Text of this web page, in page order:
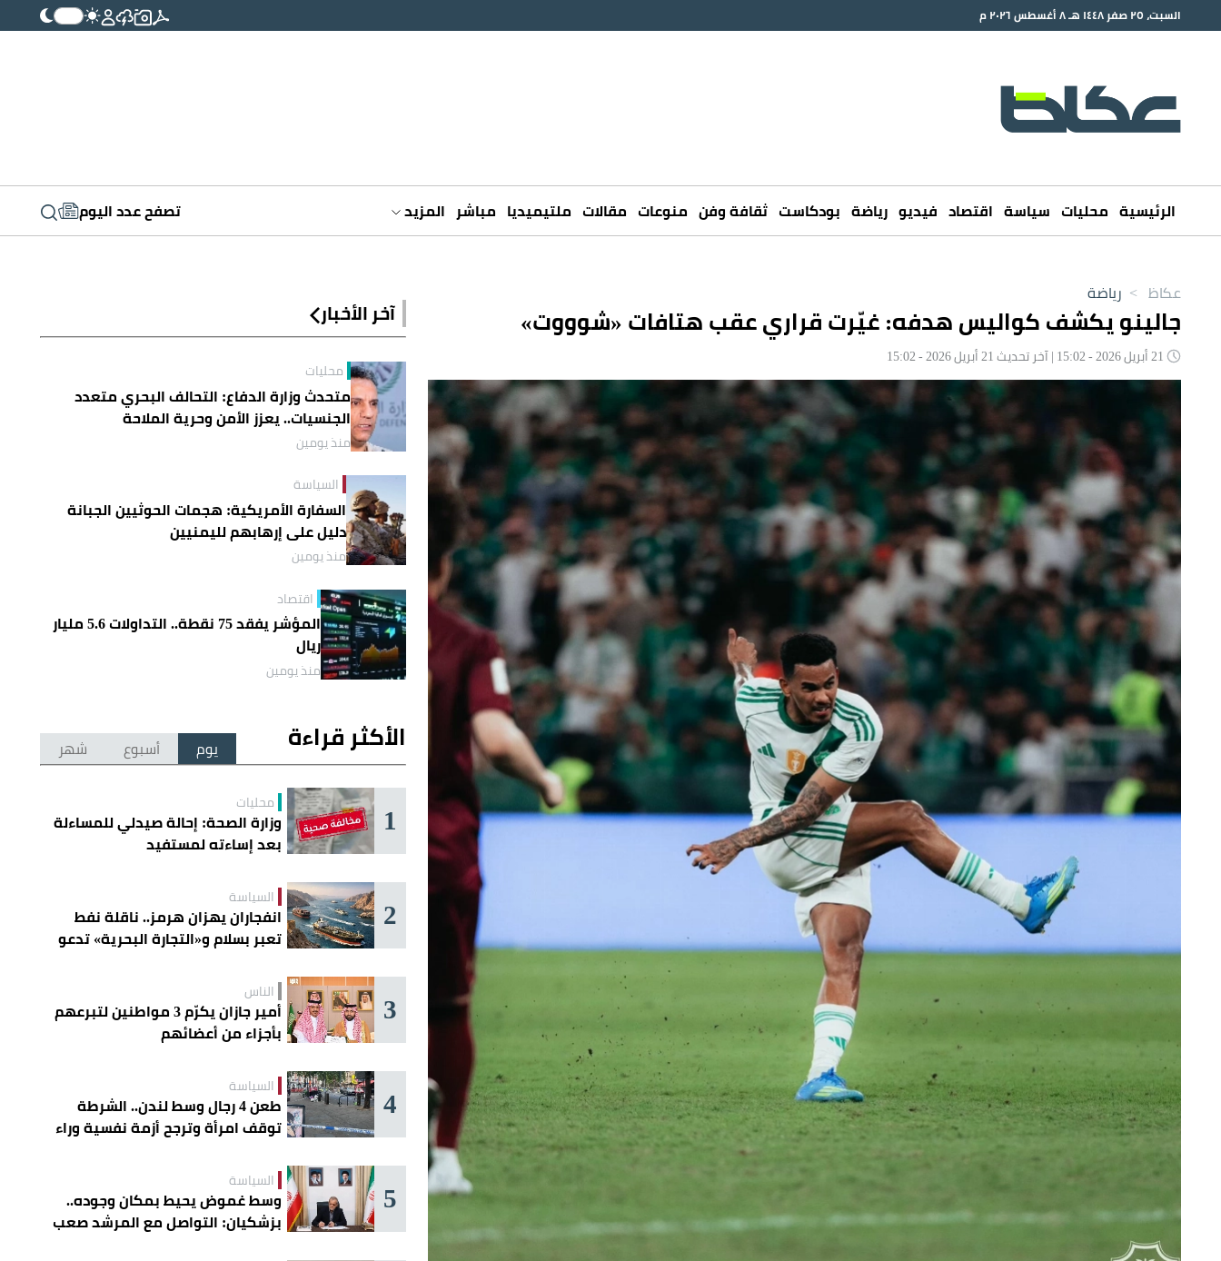
السبت، ٢٥ صفر ١٤٤٨ هـ ٨ أغسطس ٢٠٢٦ م
الرئيسية محليات سياسة اقتصاد فيديو رياضة بودكاست ثقافة وفن منوعات مقالات ملتيميديا مباشر المزيد تصفح عدد اليوم
عكاظ > رياضة
جالينو يكشف كواليس هدفه: غيّرت قراري عقب هتافات «شوووت» آخر الأخبار
محليات
متحدث وزارة الدفاع: التحالف البحري متعدد
الجنسيات.. يعزز الأمن وحرية الملاحة
منذ يومين
السياسة
السفارة الأمريكية: هجمات الحوثيين الجبانة
دليل على إرهابهم لليمنيين
منذ يومين
اقتصاد
المؤشر يفقد 75 نقطة.. التداولات 5.6 مليار
ريال
منذ يومين
الأكثر قراءة يوم أسبوع شهر
1 محليات
وزارة الصحة: إحالة صيدلي للمساءلة
بعد إساءته لمستفيد
2 السياسة
انفجاران يهزان هرمز.. ناقلة نفط
تعبر بسلام و«التجارة البحرية» تدعو
3 الناس
أمير جازان يكرّم 3 مواطنين لتبرعهم
بأجزاء من أعضائهم
4 السياسة
طعن 4 رجال وسط لندن.. الشرطة
توقف امرأة وترجح أزمة نفسية وراء
5 السياسة
وسط غموض يحيط بمكان وجوده..
بزشكيان: التواصل مع المرشد صعب